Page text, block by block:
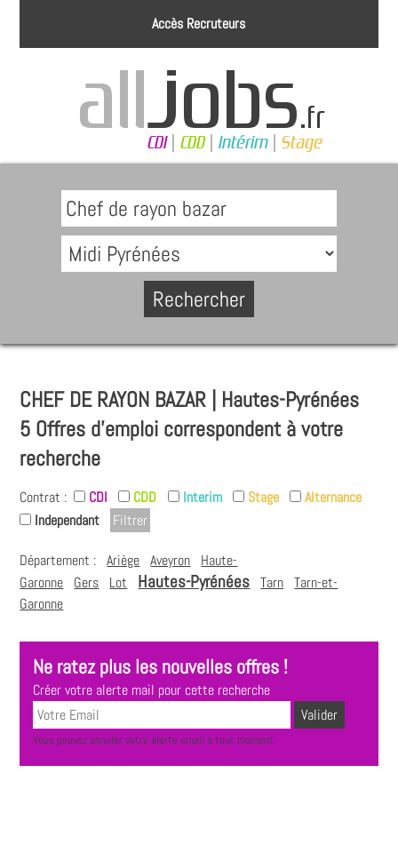
Accès Recruteurs
CHEF DE RAYON BAZAR | Hautes-Pyrénées
5 Offres d'emploi correspondent à votre
recherche
Contrat : CDI CDD Interim Stage
Alternance
Independant
Département : Ariège Aveyron
Haute-
Garonne
Gers Lot Hautes-Pyrénées Tarn Tarn-et-
Garonne
Ne ratez plus les nouvelles offres !
Créer votre alerte mail pour cette recherche
Vous pouvez annuler votre alerte email à tout moment.